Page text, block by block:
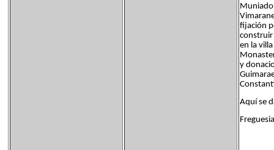
fijación
construir
en la
y
Aquí se